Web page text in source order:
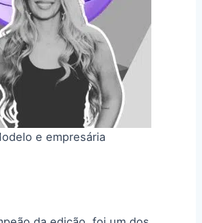
e empresária